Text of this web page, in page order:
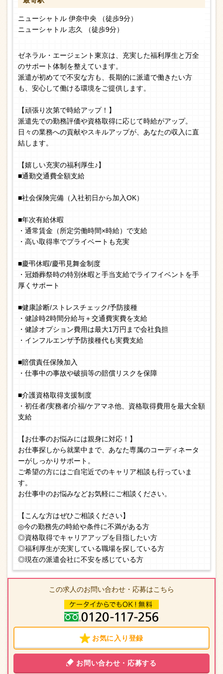
ニューシャトル 伊奈中央 （徒歩9分）
ニューシャトル 志久 （徒歩9分）
ゼネラル・エージェント東京は、充実した福利厚生と万全
のサポート体制を整えています。
派遣が初めてで不安な方も、長期的に派遣で働きたい方
も、安心して働ける環境をご提供します。
【頑張り次第で時給アップ！】
派遣先での勤務評価や資格取得に応じて時給がアップ。
日々の業務への貢献やスキルアップが、あなたの収入に直
結します。
【嬉しい充実の福利厚生♪】
■通勤交通費全額支給
■社会保険完備（入社初日から加入OK）
■年次有給休暇
・通常賃金（所定労働時間×時給）で支給
・高い取得率でプライベートも充実
■慶弔休暇/慶弔見舞金制度
・冠婚葬祭時の特別休暇と手当支給でライフイベントを手
厚くサポート
■健康診断/ストレスチェック/予防接種
・健診時2時間分給与＋交通費実費を支給
・健診オプション費用は最大1万円まで会社負担
・インフルエンザ予防接種代も実費支給
■賠償責任保険加入
・仕事中の事故や破損等の賠償リスクを保障
■介護資格取得支援制度
・初任者/実務者/介福/ケアマネ他、資格取得費用を最大全額
支給
【お仕事のお悩みには親身に対応！】
お仕事探しから就業中まで、あなた専属のコーディネータ
ーがしっかりサポート。
ご希望の方にはご自宅近でのキャリア相談も行っていま
す。
お仕事中のお悩みなどお気軽にご相談ください。
【こんな方はぜひご相談ください】
◎今の勤務先の時給や条件に不満がある方
◎資格取得でキャリアアップを目指したい方
◎福利厚生が充実している職場を探している方
◎現在の派遣会社に不安を感じている方
この求人のお問い合わせ・応募はこちら
お気に入り登録
お問い合わせ・応募する